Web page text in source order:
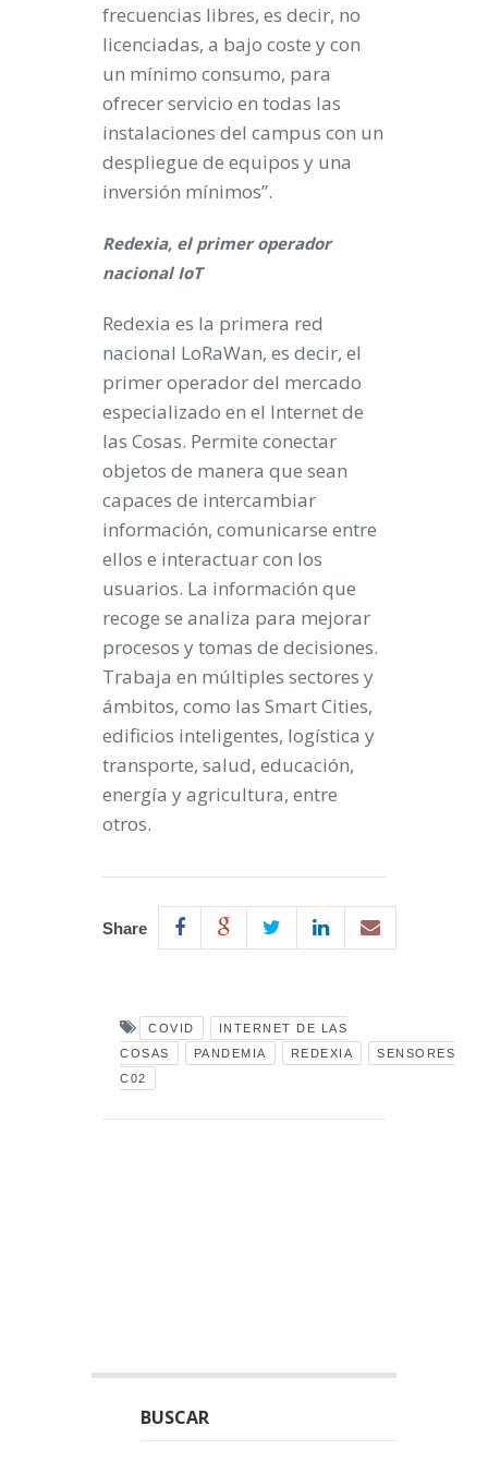
frecuencias libres, es decir, no
licenciadas, a bajo coste y con
un mínimo consumo, para
ofrecer servicio en todas las
instalaciones del campus con un
despliegue de equipos y una
inversión mínimos”.
Redexia, el primer operador
nacional IoT
Redexia es la primera red
nacional LoRaWan, es decir, el
primer operador del mercado
especializado en el Internet de
las Cosas. Permite conectar
objetos de manera que sean
capaces de intercambiar
información, comunicarse entre
ellos e interactuar con los
usuarios. La información que
recoge se analiza para mejorar
procesos y tomas de decisiones.
Trabaja en múltiples sectores y
ámbitos, como las Smart Cities,
edificios inteligentes, logística y
transporte, salud, educación,
energía y agricultura, entre
otros.
Share
COVID
INTERNET DE LAS
COSAS
PANDEMIA REDEXIA
SENSORES
C02
BUSCAR